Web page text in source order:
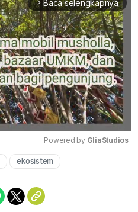
arrow_forward_ios Baca selengkapnya
Powered by GliaStudios
ekosistem